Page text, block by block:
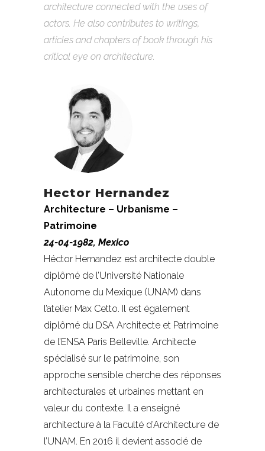
architecture connected with the uses of
actors. He also contributes to writings,
articles and chapters of book through his
critical eye on architecture.
Hector Hernandez
Architecture – Urbanisme –
Patrimoine
24-04-1982, Mexico
Héctor Hernandez est architecte double
diplômé de l’Université Nationale
Autonome du Mexique (UNAM) dans
l’atelier Max Cetto. Il est également
diplômé du DSA Architecte et Patrimoine
de l’ENSA Paris Belleville. Architecte
spécialisé sur le patrimoine, son
approche sensible cherche des réponses
architecturales et urbaines mettant en
valeur du contexte. Il a enseigné
architecture à la Faculté d’Architecture de
l’UNAM. En 2016 il devient associé de